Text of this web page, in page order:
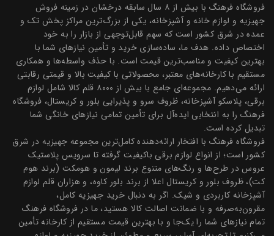
فروشگاه فرهنگ با بیش از ۸ سال سابقه درخشان در زمینه فروش
جهیزیه و لوازم خانه و آشپزخانه، یکی از بزرگ‌ترین مراکز پخش تک و
عمده در شرق کشور است که سهم قابل‌توجهی از بازار را به خود
اختصاص داده. هدف ما، ساده‌سازی خرید و تأمین نیازهای شما با
بهترین کیفیت و مناسب‌ترین قیمت است. با حذف واسطه‌ها و همکاری
مستقیم با کارخانه‌های معتبر، محصولاتی با کیفیت بالا و قیمتی رقابتی
ارائه می‌دهیم. مجموعه‌ای جامع با بیش از ۸۰۰۰ قلم کالا شامل لوازم
برقی، پلاسکو آشپزخانه، ظروف سرو و پذیرایی بلور و کریستال، فروشگاه
فرهنگ را به انتخابی ایده‌آل برای تأمین تمامی نیازهای خانگی شما
تبدیل کرده است.
فروشگاه فرهنگ با افتخار ارائه‌دهنده کامل‌ترین مجموعه جهیزیه در شرق
کشور است؛ از انواع لوازم برقی باکیفیت گرفته تا سرویس پلاستیک
عروس در طرح‌ها و رنگ‌های متنوع برند لیمون و هومکت (برند هوم
کت)، ظروف بلور و کریستال اعلا از برند بلور کاوه، و هزاران قلم لوازم
آشپزخانه کاربردی و شیک. اگر به دنبال خرید جهیزیه کامل،
مقرون‌به‌صرفه و با ضمانت اصالت کالا هستید، ما در فروشگاه فرهنگ
تمام نیازهای شما را یک‌جا و با بهترین قیمت مستقیم از کارخانه تأمین